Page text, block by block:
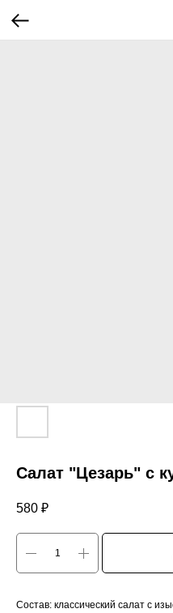
Салат "Цезарь" с
580 ₽
Состав: классический салат с